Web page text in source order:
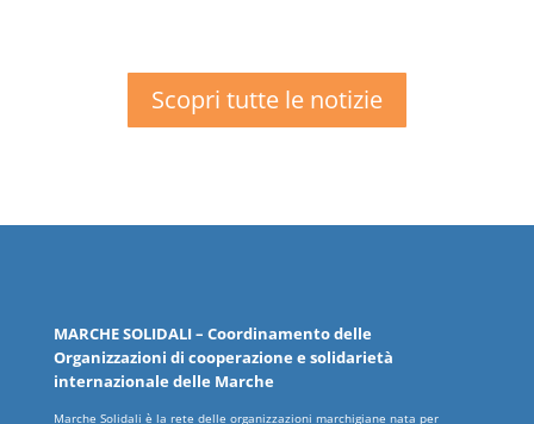
Scopri tutte le notizie
MARCHESOLIDALI– Coordinamento delle
Organizzazioni di cooperazione e solidarietà
internazionale delle Marche
Marche Solidali è la rete delle organizzazioni marchigiane nata per